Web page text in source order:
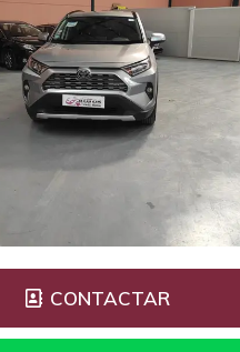
CONTACTAR